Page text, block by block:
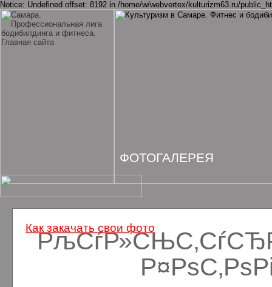
Notice: Undefined offset: 8192 in /home/w/webvertex/kulturizm63.ru/
ФОТОГАЛЕРЕЯ
Как закачать свои фото